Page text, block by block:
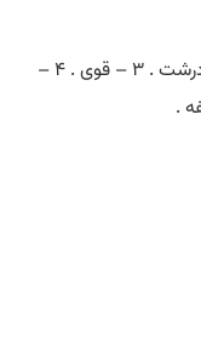
(صُ) [ ع . ] ۱ – (ص .) سخت، محکم . ۲ – درشت . ۳ – قوی . ۴ –